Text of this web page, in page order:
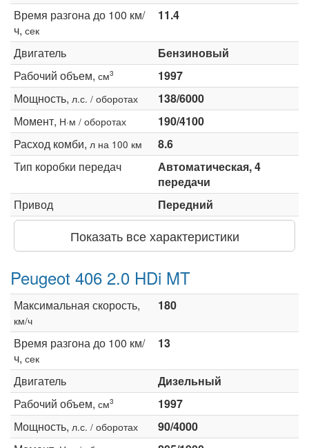
Время разгона до 100 км/
ч, сек
11.4
Двигатель
Бензиновый
Рабочий объем, см3
1997
Мощность, л.с. / оборотах
138/6000
Момент, Н·м / оборотах
190/4100
Расход комби, л на 100 км
8.6
Тип коробки передач
Автоматическая, 4
передачи
Привод
Передний
Показать все характеристики
Peugeot 406 2.0 HDi MT
Максимальная скорость,
км/ч
180
Время разгона до 100 км/
ч, сек
13
Двигатель
Дизельный
Рабочий объем, см3
1997
Мощность, л.с. / оборотах
90/4000